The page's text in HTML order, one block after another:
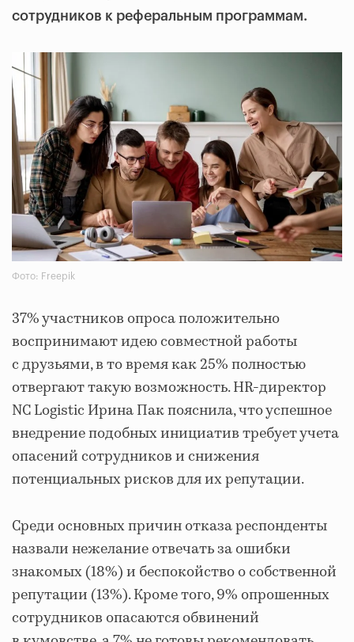
сотрудников к реферальным программам.
Фото: Freepik
37% участников опроса положительно
воспринимают идею совместной работы
с друзьями, в то время как 25% полностью
отвергают такую возможность. HR-директор
NC Logistic Ирина Пак пояснила, что успешное
внедрение подобных инициатив требует учета
опасений сотрудников и снижения
потенциальных рисков для их репутации.
Среди основных причин отказа респонденты
назвали нежелание отвечать за ошибки
знакомых (18%) и беспокойство о собственной
репутации (13%). Кроме того, 9% опрошенных
сотрудников опасаются обвинений